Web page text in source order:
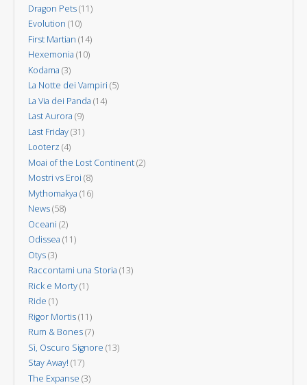
Dragon Pets(11)
Evolution (10)
First Martian (14)
Hexemonia (10)
Kodama (3)
La Notte dei Vampiri (5)
La Via dei Panda (14)
Last Aurora (9)
Last Friday(31)
Looterz (4)
Moai of the Lost Continent(2)
Mostri vs Eroi (8)
Mythomakya (16)
News(58)
Oceani (2)
Odissea (11)
Otys(3)
Raccontami una Storia (13)
Rick e Morty(1)
Ride (1)
Rigor Mortis(11)
Rum & Bones(7)
Sì, Oscuro Signore (13)
Stay Away! (17)
The Expanse (3)